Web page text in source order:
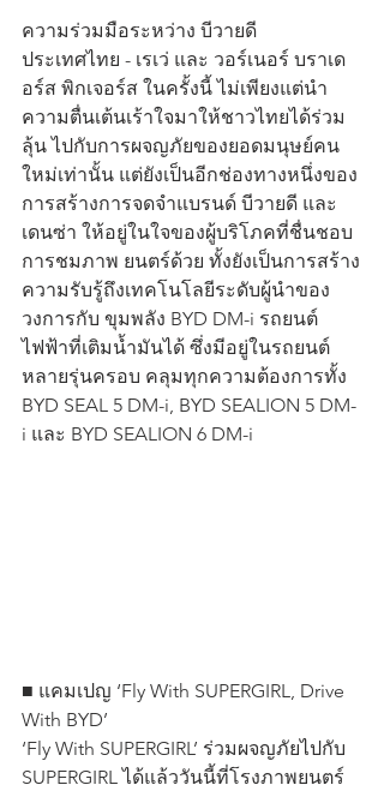
ความร่วมมือระหว่าง บีวายดี
ประเทศไทย - เรเว่ และ วอร์เนอร์ บราเด
อร์ส พิกเจอร์ส ในครั้งนี้ ไม่เพียงแต่นำ
ความตื่นเต้นเร้าใจมาให้ชาวไทยได้ร่วม
ลุ้น ไปกับการผจญภัยของยอดมนุษย์คน
ใหม่เท่านั้น แต่ยังเป็นอีกช่องทางหนึ่งของ
การสร้างการจดจำแบรนด์ บีวายดี และ
เดนซ่า ให้อยู่ในใจของผู้บริโภคที่ชื่นชอบ
การชมภาพ ยนตร์ด้วย ทั้งยังเป็นการสร้าง
ความรับรู้ถึงเทคโนโลยีระดับผู้นำของ
วงการกับ ขุมพลัง BYD DM-i รถยนต์
ไฟฟ้าที่เติมน้ำมันได้ ซึ่งมีอยู่ในรถยนต์
หลายรุ่นครอบ คลุมทุกความต้องการทั้ง
BYD SEAL 5 DM-i, BYD SEALION 5 DM-
i และ BYD SEALION 6 DM-i
■ แคมเปญ ‘Fly With SUPERGIRL, Drive
With BYD’
‘Fly With SUPERGIRL’ ร่วมผจญภัยไปกับ
SUPERGIRL ได้แล้ววันนี้ที่โรงภาพยนตร์